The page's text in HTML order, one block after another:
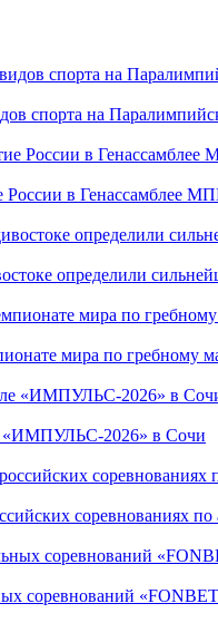
спорта на
России в Генассамблее
определили
мира по гребному
«ИМПУЛЬС-2026» в Сочи
соревнованиях
соревнований